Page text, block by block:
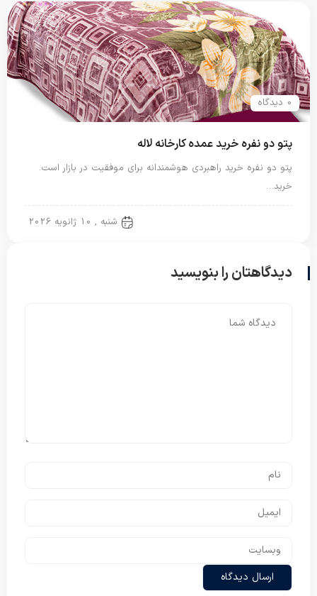
0 دیدگاه
پتو دو نفره خرید عمده کارخانه لاله
پتو دو نفره خرید راهبردی هوشمندانه برای موفقیت در بازار است.
خرید…
شنبه , 10 ژانویه 2026
دیدگاهتان را بنویسید